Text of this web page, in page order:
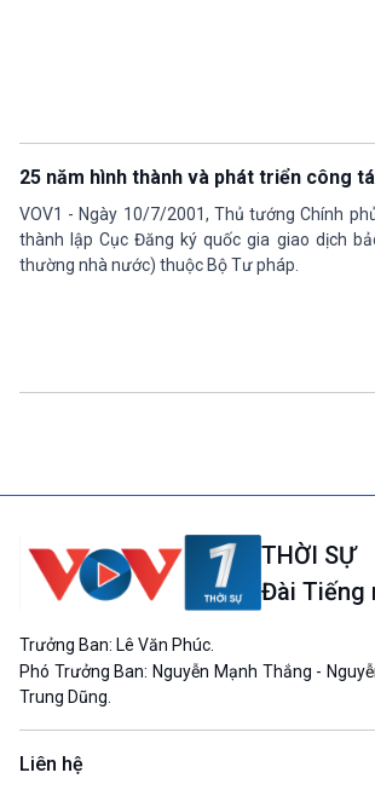
25 năm hình thành và phát triển công
VOV1 - Ngày 10/7/2001, Thủ tướng Chính
thành lập Cục Đăng ký quốc gia giao dịch
thường nhà nước) thuộc Bộ Tư pháp.
THỜI SỰ
Đài Tiếng
Trưởng Ban: Lê Văn Phúc.
Phó Trưởng Ban: Nguyễn Mạnh Thắng -
Trung Dũng.
Liên hệ